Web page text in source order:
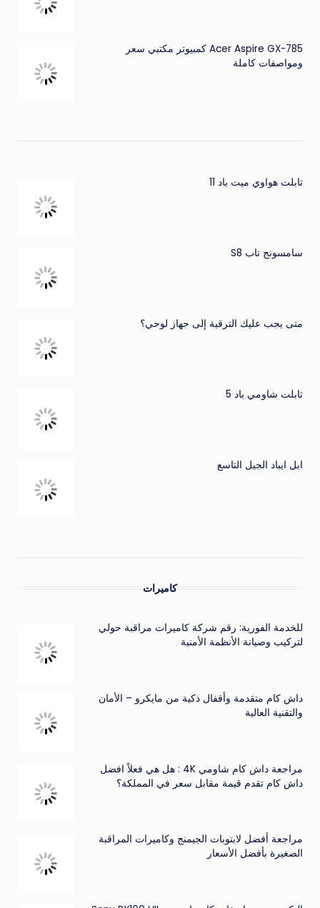
Acer Aspire GX-785 كمبيوتر مكتبي سعر
ومواصفات كاملة
تابلت هواوي ميت باد 11
سامسونج تاب S8
متى يجب عليك الترقية إلى جهاز لوحي؟
تابلت شاومي باد 5
ابل ايباد الجيل التاسع
كاميرات
للخدمة الفورية: رقم شركة كاميرات مراقبة حولي
لتركيب وصيانة الأنظمة الأمنية
داش كام متقدمة وأقفال ذكية من مايكرو – الأمان
والتقنية العالية
مراجعة داش كام شاومي 4K : هل هي فعلاً افضل
داش كام تقدم قيمة مقابل سعر في المملكة؟
مراجعة أفضل لابتوبات الجيمنج وكاميرات المراقبة
الصغيرة بأفضل الأسعار